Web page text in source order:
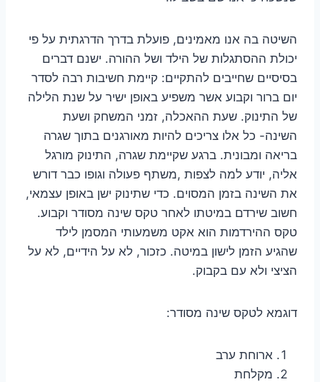
השיטה בה אנו מאמינים, פועלת בדרך הדרגתית על פי
יכולת ההסתגלות של הילד ושל ההורה. ישנם דברים
בסיסיים שחייבים להתקיים: קיימת חשיבות רבה לסדר
יום ברור וקבוע אשר משפיע באופן ישיר על שנת הלילה
של התינוק. שעת ההאכלה, זמני המשחק ושעת
השינה- כל אלו צריכים להיות מאורגנים בתוך שגרה
בריאה ומבונית. ברגע שקיימת שגרה, התינוק מורגל
אליה, יודע למה לצפות ,משתף פעולה וגופו כבר דורש
את השינה בזמן המסוים. כדי שתינוק ישן באופן עצמאי,
חשוב שירדם במיטתו לאחר טקס שינה מסודר וקבוע.
טקס ההירדמות הוא אקט משמעותי המסמן לילד
שהגיע הזמן לישון במיטה. כזכור, לא על הידיים, לא על
הציצי ולא עם בקבוק.
דוגמא לטקס שינה מסודר:
ארוחת ערב
מקלחת